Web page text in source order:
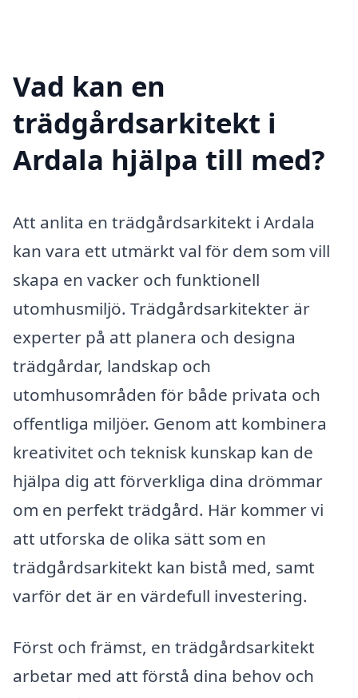
Vad kan en
trädgårdsarkitekt i
Ardala hjälpa till med?
Att anlita en trädgårdsarkitekt i Ardala
kan vara ett utmärkt val för dem som vill
skapa en vacker och funktionell
utomhusmiljö. Trädgårdsarkitekter är
experter på att planera och designa
trädgårdar, landskap och
utomhusområden för både privata och
offentliga miljöer. Genom att kombinera
kreativitet och teknisk kunskap kan de
hjälpa dig att förverkliga dina drömmar
om en perfekt trädgård. Här kommer vi
att utforska de olika sätt som en
trädgårdsarkitekt kan bistå med, samt
varför det är en värdefull investering.
Först och främst, en trädgårdsarkitekt
arbetar med att förstå dina behov och